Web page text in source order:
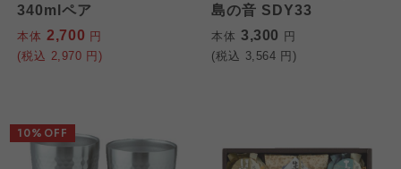
340mlペア
本体 2,700 円
(税込 2,970 円)
島の音 SDY33
本体 3,300 円
(税込 3,564 円)
10%OFF